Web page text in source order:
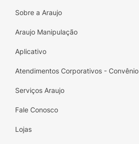
Sobre a Araujo
Araujo Manipulação
Aplicativo
Atendimentos Corporativos - Convênio
Serviços Araujo
Fale Conosco
Lojas